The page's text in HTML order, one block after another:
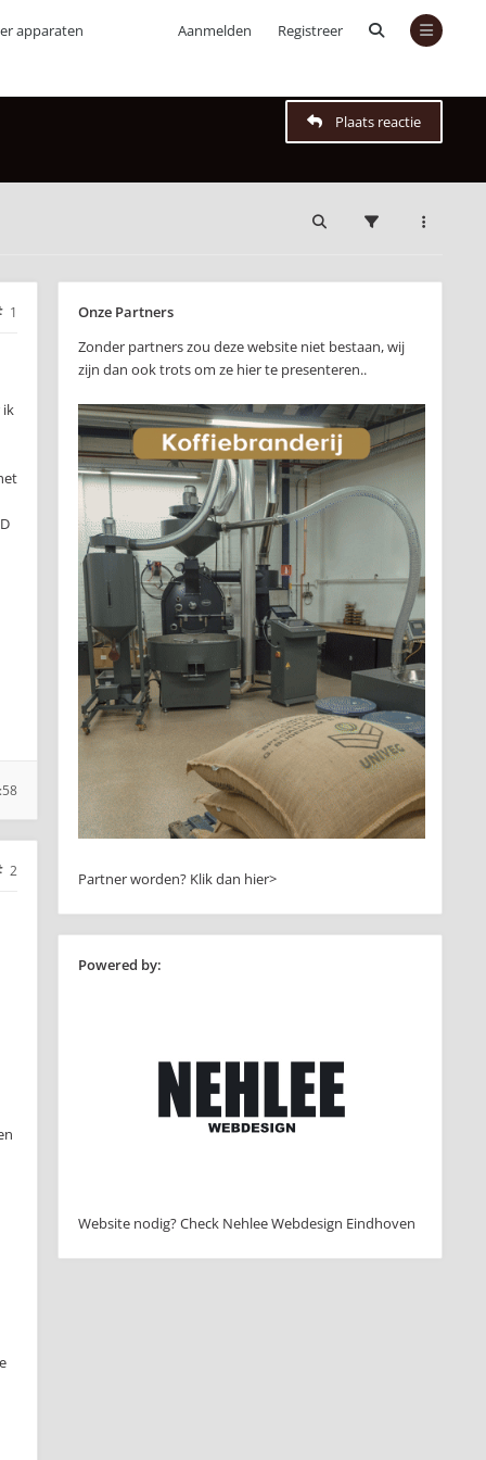
Aanmelden Registreer
apparaten
Plaats reactie
1
ik
2
Onze Partners
Zonder partners zou deze website niet bestaan, wij
zijn dan ook trots om ze hier te presenteren..
Partner worden? Klik dan hier>
Powered by:
Website nodig? Check Nehlee Webdesign Eindhoven